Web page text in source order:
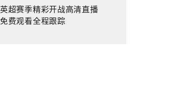
英超赛季精彩开战高清直播
免费观看全程跟踪